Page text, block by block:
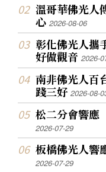
溫哥華佛光
心2026-08-06
彰化佛光人
好做觀音2026-
南非佛光人
踐三好2026-08-
松二分會響
2026-07-29
板橋佛光人
2026-07-29